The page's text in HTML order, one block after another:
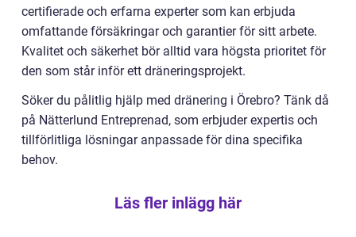
certifierade och erfarna experter som kan erbjuda
omfattande försäkringar och garantier för sitt arbete.
Kvalitet och säkerhet bör alltid vara högsta prioritet för
den som står inför ett dräneringsprojekt.
Söker du pålitlig hjälp med dränering i Örebro? Tänk då
på Nätterlund Entreprenad, som erbjuder expertis och
tillförlitliga lösningar anpassade för dina specifika
behov.
Läs fler inlägg här